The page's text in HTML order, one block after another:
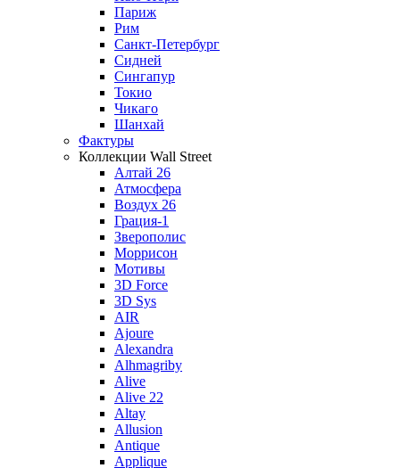
Париж
Рим
Санкт-Петербург
Сидней
Сингапур
Токио
Чикаго
Шанхай
Фактуры
Коллекции Wall Street
Алтай 26
Атмосфера
Воздух 26
Грация-1
Зверополис
Моррисон
Мотивы
3D Force
3D Sys
AIR
Ajoure
Alexandra
Alhmagriby
Alive
Alive 22
Altay
Allusion
Antique
Applique